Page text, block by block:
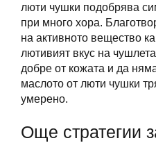
люти чушки подобрява
при много хора.
на активното вещество
лютивият вкус на
добре от кожата и да
маслото от люти чушки
умерено.
Още стратегии